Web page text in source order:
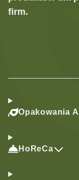
firm.
Opakowania
HoReCa